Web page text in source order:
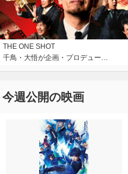
THE ONE SHOT
千鳥・大悟が企画・プロデュー…
今週公開の映画